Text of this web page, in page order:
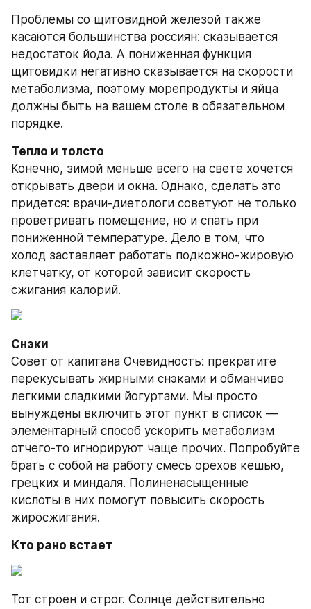
Проблемы со щитовидной железой также
касаются большинства россиян: сказывается
недостаток йода. А пониженная функция
щитовидки негативно сказывается на скорости
метаболизма, поэтому морепродукты и яйца
должны быть на вашем столе в обязательном
порядке.
Тепло и толсто
Конечно, зимой меньше всего на свете хочется
открывать двери и окна. Однако, сделать это
придется: врачи-диетологи советуют не только
проветривать помещение, но и спать при
пониженной температуре. Дело в том, что
холод заставляет работать подкожно-жировую
клетчатку, от которой зависит скорость
сжигания калорий.
Снэки
Совет от капитана Очевидность: прекратите
перекусывать жирными снэками и обманчиво
легкими сладкими йогуртами. Мы просто
вынуждены включить этот пункт в список —
элементарный способ ускорить метаболизм
отчего-то игнорируют чаще прочих. Попробуйте
брать с собой на работу смесь орехов кешью,
грецких и миндаля. Полиненасыщенные
кислоты в них помогут повысить скорость
жиросжигания.
Кто рано встает
Тот строен и строг. Солнце действительно